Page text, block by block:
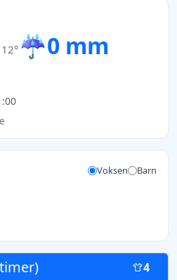
☔0 mm
Voksen Barn
4